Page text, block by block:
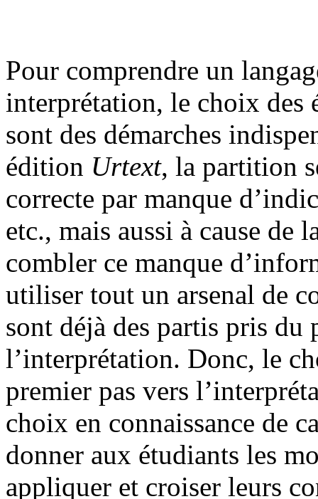
Pour comprendre un
interprétation, le choix des
sont des démarches
édition Urtext, la partition
correcte par manque
etc., mais aussi à cause de
combler ce manque
utiliser tout un arsenal de
sont déjà des partis pris
l’interprétation. Donc, le
premier pas vers
choix en connaissance de
donner aux étudiants les
appliquer et croiser leurs